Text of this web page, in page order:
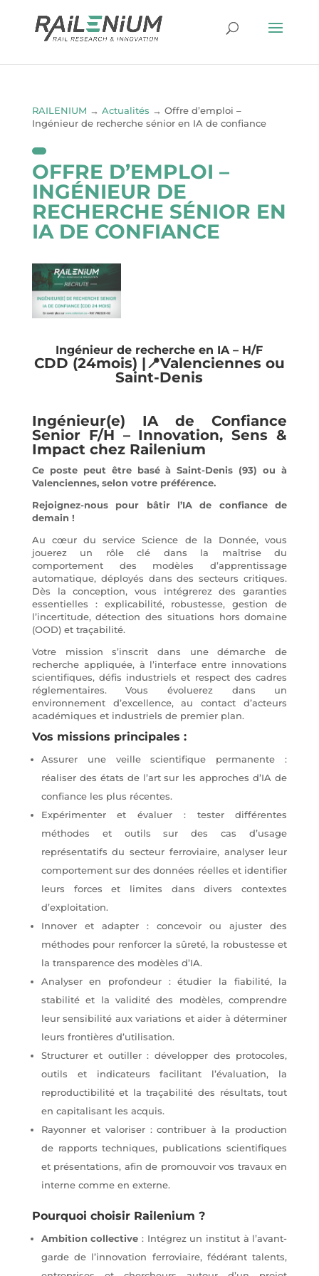
RAILENIUM → Actualités → Offre d’emploi –
Ingénieur de recherche sénior en IA de confiance
OFFRE D’EMPLOI –
INGÉNIEUR DE
RECHERCHE SÉNIOR EN
IA DE CONFIANCE
Ingénieur de recherche en IA – H/F
CDD (24mois) |📍Valenciennes ou
Saint-Denis
Ingénieur(e) IA de Confiance
Senior F/H – Innovation, Sens &
Impact chez Railenium
Ce poste peut être basé à Saint-Denis (93) ou à
Valenciennes, selon votre préférence.
Rejoignez-nous pour bâtir l’IA de confiance de
demain !
Au cœur du service Science de la Donnée, vous
jouerez un rôle clé dans la maîtrise du
comportement des modèles d’apprentissage
automatique, déployés dans des secteurs critiques.
Dès la conception, vous intégrerez des garanties
essentielles : explicabilité, robustesse, gestion de
l’incertitude, détection des situations hors domaine
(OOD) et traçabilité.
Votre mission s’inscrit dans une démarche de
recherche appliquée, à l’interface entre innovations
scientifiques, défis industriels et respect des cadres
réglementaires. Vous évoluerez dans un
environnement d’excellence, au contact d’acteurs
académiques et industriels de premier plan.
Vos missions principales :
Assurer une veille scientifique permanente :
réaliser des états de l’art sur les approches d’IA de
confiance les plus récentes.
Expérimenter et évaluer : tester différentes
méthodes et outils sur des cas d’usage
représentatifs du secteur ferroviaire, analyser leur
comportement sur des données réelles et identifier
leurs forces et limites dans divers contextes
d’exploitation.
Innover et adapter : concevoir ou ajuster des
méthodes pour renforcer la sûreté, la robustesse et
la transparence des modèles d’IA.
Analyser en profondeur : étudier la fiabilité, la
stabilité et la validité des modèles, comprendre
leur sensibilité aux variations et aider à déterminer
leurs frontières d’utilisation.
Structurer et outiller : développer des protocoles,
outils et indicateurs facilitant l’évaluation, la
reproductibilité et la traçabilité des résultats, tout
en capitalisant les acquis.
Rayonner et valoriser : contribuer à la production
de rapports techniques, publications scientifiques
et présentations, afin de promouvoir vos travaux en
interne comme en externe.
Pourquoi choisir Railenium ?
Ambition collective : Intégrez un institut à l’avant-
garde de l’innovation ferroviaire, fédérant talents,